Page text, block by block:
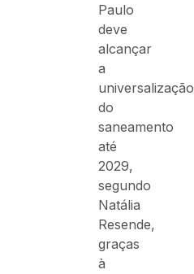
Paulo
deve
alcançar
a
universalização
do
saneamento
até
2029,
segundo
Natália
Resende,
graças
à